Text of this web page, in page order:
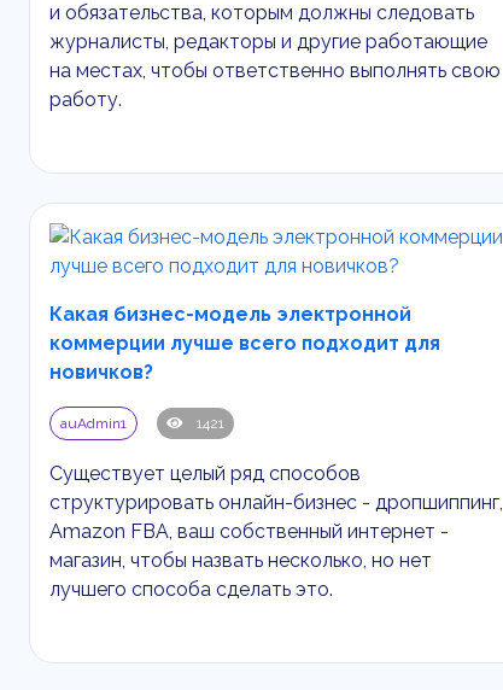
и обязательства, которым должны следовать
журналисты, редакторы и другие работающие
на местах, чтобы ответственно выполнять свою
работу.
Какая бизнес-модель электронной
коммерции лучше всего подходит для
новичков?
auAdmin1 1421
Существует целый ряд способов
структурировать онлайн-бизнес - дропшиппинг,
Amazon FBA, ваш собственный интернет -
магазин, чтобы назвать несколько, но нет
лучшего способа сделать это.